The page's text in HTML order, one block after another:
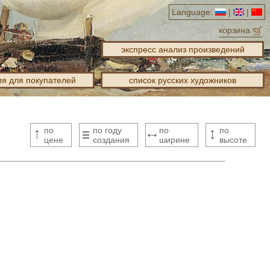
Language: |
|
корзина
экспресс анализ произведений
для покупателей список русских художников
по
цене
по году
создания
по
ширине
по
высоте